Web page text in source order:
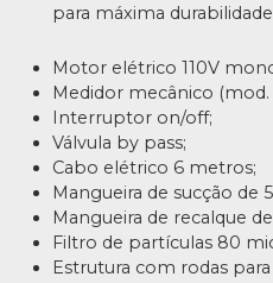
para máxima
Motor elétrico 110V
Medidor mecânico
Interruptor on/off;
Válvula by pass;
Cabo elétrico 6 metros;
Mangueira de sucção de
Mangueira de recalque
Filtro de partículas 80
Estrutura com rodas